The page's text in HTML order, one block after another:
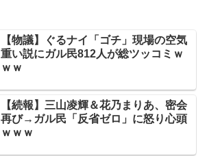
【物議】ぐるナイ「ゴチ」現場の空気
重い説にガル民812人が総ツッコミｗ
ｗｗ
【続報】三山凌輝＆花乃まりあ、密会
再び→ガル民「反省ゼロ」に怒り心頭
ｗｗｗ